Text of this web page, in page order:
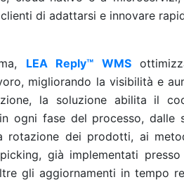
di adattarsi e innovare
LEA Reply™ WMS
migliorando la visibilità e
la soluzione abilita il
ogni fase del processo, dalle
rotazione dei prodotti, ai
già implementati
gli aggiornamenti in tempo